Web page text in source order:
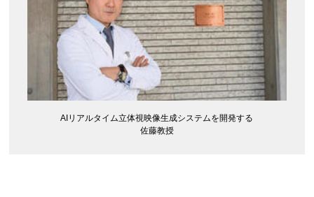
AIリアルタイム立体視映像生成システムを開発する
佐藤教授